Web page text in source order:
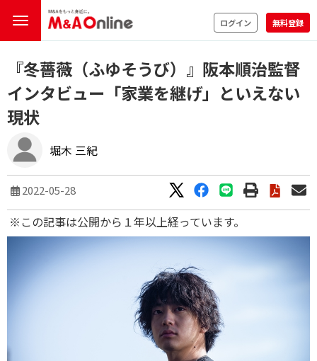
ログイン 無料登録
『冬薔薇（ふゆそうび）』阪本順治監督
インタビュー「家業を継げ」といえない
現状
堀木 三紀
2022-05-28
※この記事は公開から１年以上経っています。